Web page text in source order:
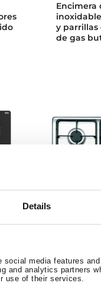
Details
media features
and analytics partners
use of their services.
Encimera
y
de gas
y
de gas